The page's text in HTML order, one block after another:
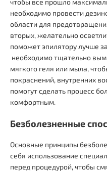
чтобы все прошло
необходимо провести
области для
вторых, желательно
поможет эпилятору лучше
необходимо тщательно
мягкого геля или мыла,
покраснений, внутренних
помогут сделать процесс
комфортным.
Безболезненные
Основные принципы
себя использование
перед процедурой, чтобы